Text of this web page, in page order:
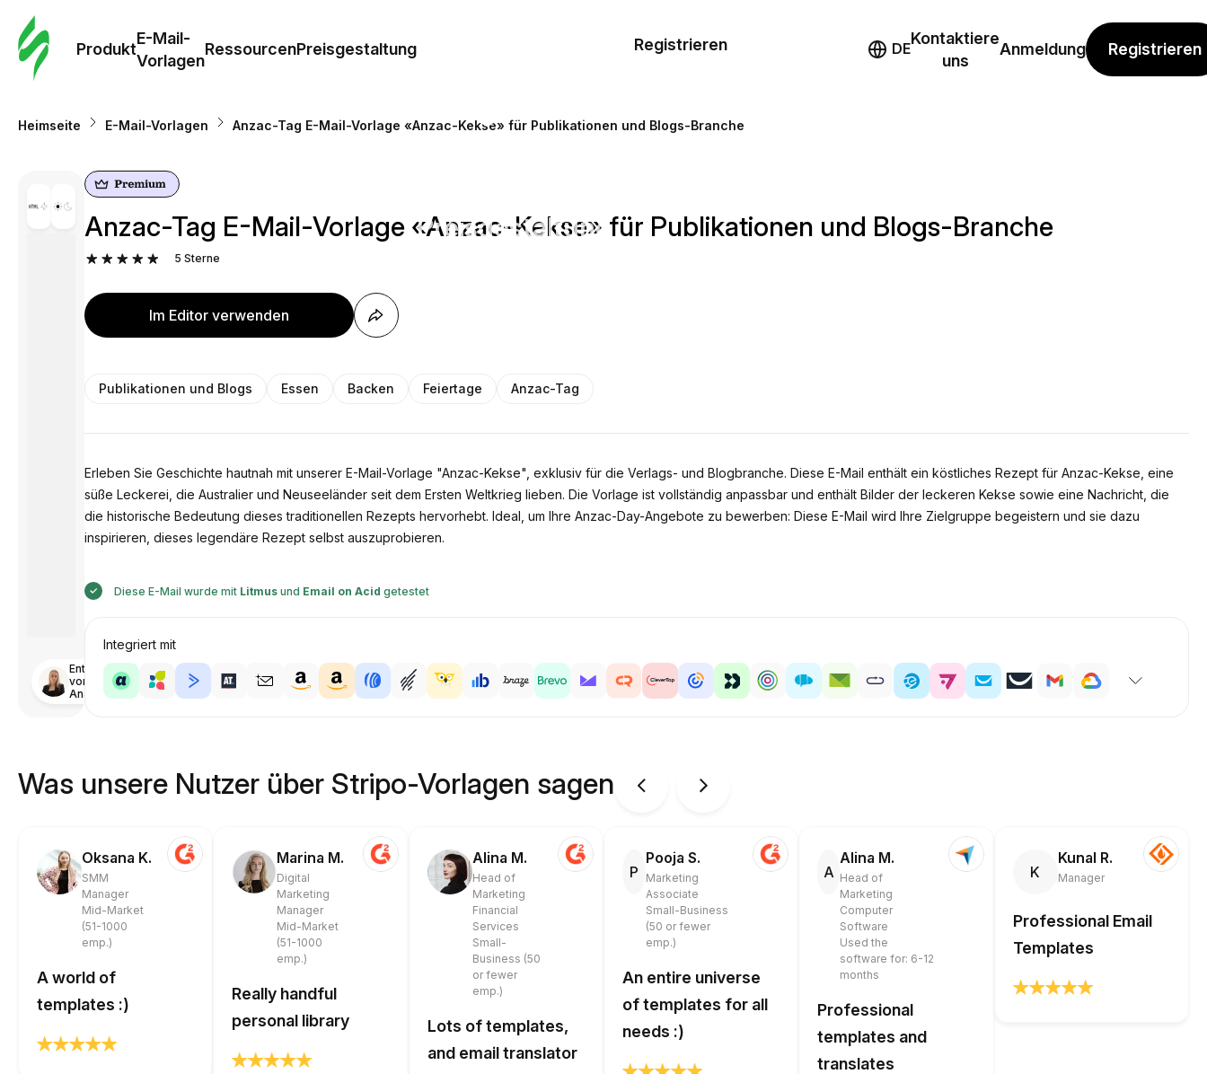
Produkt
E-Mail-
Vorlagen
RessourcenPreisgestaltung
Preisgestaltung
Registrieren DE
Kontaktiere
uns
Anmeldung Registrieren
Heimseite E-Mail-Vorlagen Anzac-Tag E-Mail-Vorlage «Anzac-Kekse» für Publikationen und Blogs-Branche
Entworfen
von
Anastasiia
Anzac-Tag E-Mail-Vorlage «Anzac-Kekse» für Publikationen und Blogs-Branche
5 Sterne
Im Editor verwenden
Publikationen und Blogs Essen Backen Feiertage Anzac-Tag
Erleben Sie Geschichte hautnah mit unserer E-Mail-Vorlage "Anzac-Kekse", exklusiv für die Verlags- und Blogbranche. Diese E-Mail enthält ein köstliches Rezept für Anzac-Kekse, eine
süße Leckerei, die Australier und Neuseeländer seit dem Ersten Weltkrieg lieben. Die Vorlage ist vollständig anpassbar und enthält Bilder der leckeren Kekse sowie eine Nachricht, die
die historische Bedeutung dieses traditionellen Rezepts hervorhebt. Ideal, um Ihre Anzac-Day-Angebote zu bewerben: Diese E-Mail wird Ihre Zielgruppe begeistern und sie dazu
inspirieren, dieses legendäre Rezept selbst auszuprobieren.
Diese E-Mail wurde mit Litmusund Email on Acid getestet
Integriert mit
Was unsere Nutzer über Stripo-Vorlagen sagen
Oksana K.
SMM
Manager
Mid-Market
(51-1000
emp.)
A world of
templates :)
Marina M.
Digital
Marketing
Manager
Mid-Market
(51-1000
emp.)
Really handful
personal library
Alina M.
Head of
Marketing
Financial
Services
Small-
Business (50
or fewer
emp.)
Lots of templates,
and email translator
P
Pooja S.
Marketing
Associate
Small-Business
(50 or fewer
emp.)
An entire universe
of templates for all
needs :)
A
Alina M.
Head of
Marketing
Computer
Software
Used the
software for: 6-12
months
Professional
templates and
translates
K
Kunal R.
Manager
Professional Email
Templates